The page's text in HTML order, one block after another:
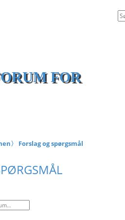
FOR
〉 Forslag og spørgsmål